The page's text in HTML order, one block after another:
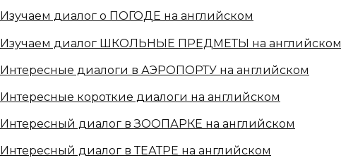
Изучаем диалог о ПОГОДЕ на английском
Изучаем диалог ШКОЛЬНЫЕ ПРЕДМЕТЫ на английском
Интересные диалоги в АЭРОПОРТУ на английском
Интересные короткие диалоги на английском
Интересный диалог в ЗООПАРКЕ на английском
Интересный диалог в ТЕАТРЕ на английском